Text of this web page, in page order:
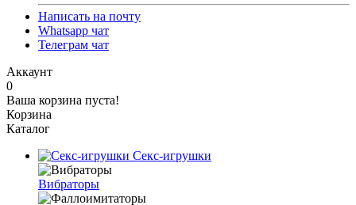
Написать на почту
Whatsapp чат
Телеграм чат
Аккаунт
0
Ваша корзина пуста!
Корзина
Каталог
Секс-игрушки
Вибраторы